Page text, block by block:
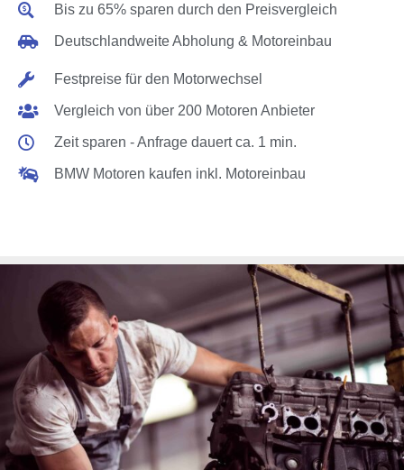
Bis zu 65% sparen durch den Preisvergleich
Deutschlandweite Abholung & Motoreinbau
Festpreise für den Motorwechsel
Vergleich von über 200 Motoren Anbieter
Zeit sparen - Anfrage dauert ca. 1 min.
BMW Motoren kaufen inkl. Motoreinbau